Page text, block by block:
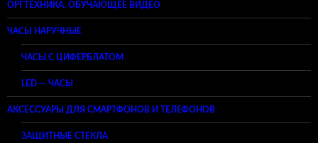
ОРГТЕХНИКА. ОБУЧАЮЩЕЕ ВИДЕО
ЧАСЫ НАРУЧНЫЕ
ЧАСЫ С ЦИФЕРБЛАТОМ
LED — ЧАСЫ
АКСЕССУАРЫ ДЛЯ СМАРТФОНОВ И ТЕЛЕФОНОВ
ЗАЩИТНЫЕ СТЕКЛА